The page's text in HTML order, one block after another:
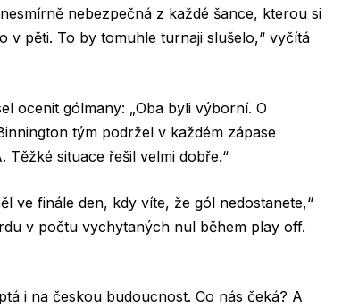
nebezpečná z každé šance, kterou si
pěti. To by tomuhle turnaji slušelo,“ vyčítá
ocenit gólmany: „Oba byli výborní. O
tým podržel v každém zápase
situace řešil velmi dobře.“
ve finále den, kdy víte, že gól nedostanete,“
v počtu vychytaných nul během play off.
i na českou budoucnost. Co nás čeká? A